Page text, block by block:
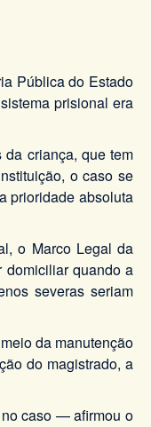
Pública do Estado
prisional era
criança, que tem
o caso se
prioridade absoluta
o Marco Legal da
domiciliar quando a
severas seriam
da manutenção
do magistrado, a
caso — afirmou o